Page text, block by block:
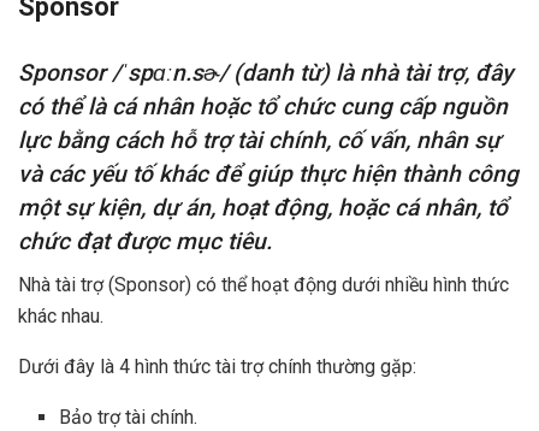
Sponsor
Sponsor /ˈspɑːn.sɚ/ (danh từ) là nhà tài trợ, đây
có thể là cá nhân hoặc tổ chức cung cấp nguồn
lực bằng cách hỗ trợ tài chính, cố vấn, nhân sự
và các yếu tố khác để giúp thực hiện thành công
một sự kiện, dự án, hoạt động, hoặc cá nhân, tổ
chức đạt được mục tiêu.
Nhà tài trợ (Sponsor) có thể hoạt động dưới nhiều hình thức
khác nhau.
Dưới đây là 4 hình thức tài trợ chính thường gặp:
Bảo trợ tài chính.